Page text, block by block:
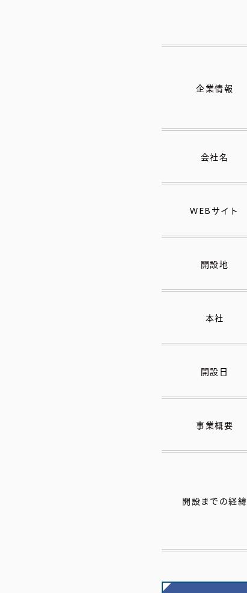
企業情報
会社名
WEBサイト
開設地
本社
開設日
事業概要
開設までの経緯